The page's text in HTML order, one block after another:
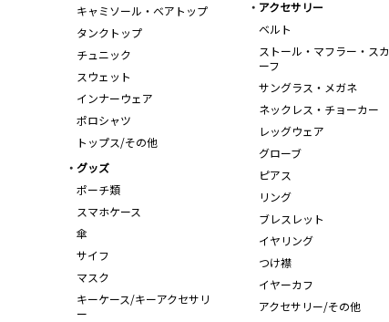
キャミソール・ベアトップ
タンクトップ
チュニック
スウェット
インナーウェア
ポロシャツ
トップス/その他
アクセサリー
ベルト
ストール・マフラー・スカ
ーフ
サングラス・メガネ
ネックレス・チョーカー
レッグウェア
グローブ
ピアス
リング
ブレスレット
イヤリング
つけ襟
イヤーカフ
アクセサリー/その他
グッズ
ポーチ類
スマホケース
傘
サイフ
マスク
キーケース/キーアクセサリ
ー